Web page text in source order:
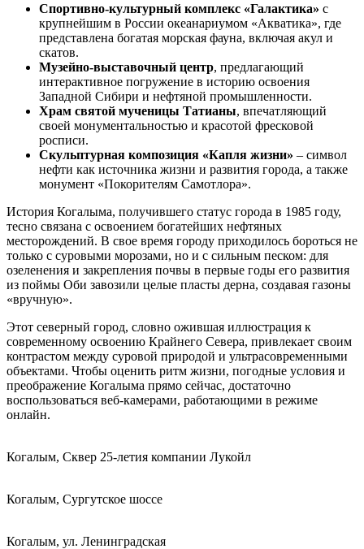
Спортивно-культурный комплекс «Галактика» с
крупнейшим в России океанариумом «Акватика», где
представлена богатая морская фауна, включая акул и
скатов.
Музейно-выставочный центр, предлагающий
интерактивное погружение в историю освоения
Западной Сибири и нефтяной промышленности.
Храм святой мученицы Татианы, впечатляющий
своей монументальностью и красотой фресковой
росписи.
Скульптурная композиция «Капля жизни» – символ
нефти как источника жизни и развития города, а также
монумент «Покорителям Самотлора».
История Когалыма, получившего статус города в 1985 году,
тесно связана с освоением богатейших нефтяных
месторождений. В свое время городу приходилось бороться не
только с суровыми морозами, но и с сильным песком: для
озеленения и закрепления почвы в первые годы его развития
из поймы Оби завозили целые пласты дерна, создавая газоны
«вручную».
Этот северный город, словно ожившая иллюстрация к
современному освоению Крайнего Севера, привлекает своим
контрастом между суровой природой и ультрасовременными
объектами. Чтобы оценить ритм жизни, погодные условия и
преображение Когалыма прямо сейчас, достаточно
воспользоваться веб-камерами, работающими в режиме
онлайн.
Когалым, Сквер 25-летия компании Лукойл
Когалым, Сургутское шоссе
Когалым, ул. Ленинградская